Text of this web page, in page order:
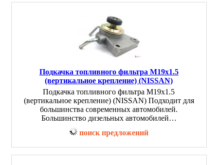
Подкачка топливного фильтра M19x1.5
(вертикальное крепление) (NISSAN)
Подкачка топливного фильтра M19x1.5
(вертикальное крепление) (NISSAN) Подходит для
большинства современных автомобилей.
Большинство дизельных автомобилей…
поиск предложений